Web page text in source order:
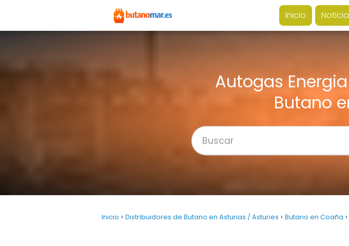
Inicio
Autogas
Butano
Inicio Distribuidores de Butano en Asturias / Asturies Butano en Coaña